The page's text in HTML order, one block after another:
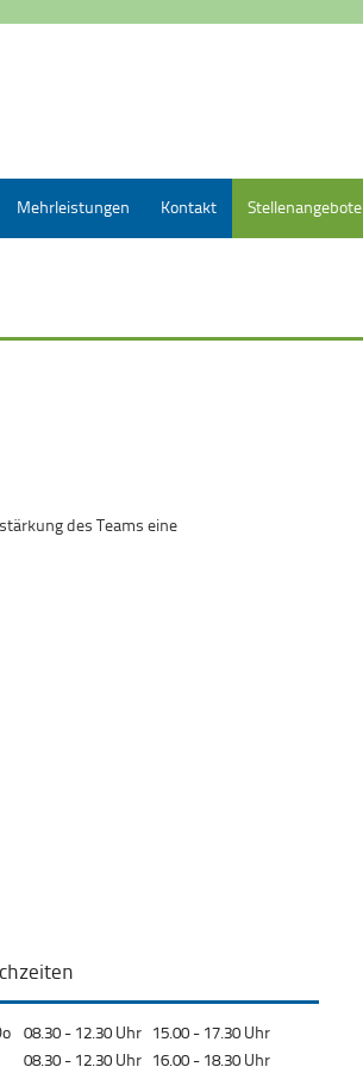
Mehrleistungen Kontakt Stellenangebote
des Teams eine
08.30 - 12.30 Uhr 15.00 - 17.30 Uhr
08.30 - 12.30 Uhr 16.00 - 18.30 Uhr